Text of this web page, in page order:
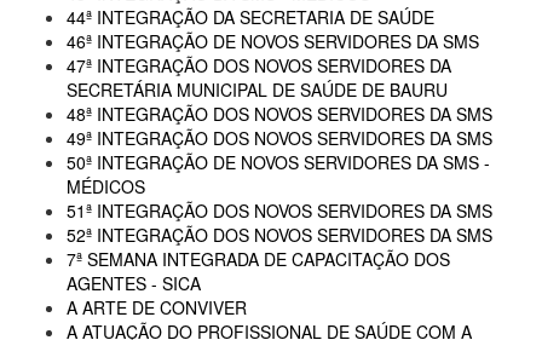
44ª INTEGRAÇÃO DA SECRETARIA DE SAÚDE
46ª INTEGRAÇÃO DE NOVOS SERVIDORES DA SMS
47ª INTEGRAÇÃO DOS NOVOS SERVIDORES DA
SECRETÁRIA MUNICIPAL DE SAÚDE DE BAURU
48ª INTEGRAÇÃO DOS NOVOS SERVIDORES DA SMS
49ª INTEGRAÇÃO DOS NOVOS SERVIDORES DA SMS
50ª INTEGRAÇÃO DE NOVOS SERVIDORES DA SMS -
MÉDICOS
51ª INTEGRAÇÃO DOS NOVOS SERVIDORES DA SMS
52ª INTEGRAÇÃO DOS NOVOS SERVIDORES DA SMS
7ª SEMANA INTEGRADA DE CAPACITAÇÃO DOS
AGENTES - SICA
A ARTE DE CONVIVER
A ATUAÇÃO DO PROFISSIONAL DE SAÚDE COM A